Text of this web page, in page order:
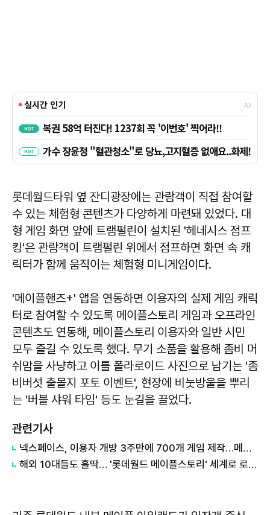
롯데월드타워 옆 잔디광장에는 관람객이 직접 참여할
수 있는 체험형 콘텐츠가 다양하게 마련돼 있었다. 대
형 게임 화면 앞에 트램펄린이 설치된 '헤네시스 점프
킹'은 관람객이 트램펄린 위에서 점프하면 화면 속 캐
릭터가 함께 움직이는 체험형 미니게임이다.
'메이플핸즈+' 앱을 연동하면 이용자의 실제 게임 캐릭
터로 참여할 수 있도록 메이플스토리 게임과 오프라인
콘텐츠도 연동해, 메이플스토리 이용자와 일반 시민
모두 즐길 수 있도록 했다. 무기 소품을 활용해 좀비 머
쉬맘을 사냥하고 이를 폴라로이드 사진으로 남기는 '좀
비버섯 출몰지 포토 이벤트', 현장에 비눗방울을 뿌리
는 '버블 샤워 타임' 등도 눈길을 끌었다.
관련기사
넥스페이스, 이용자 개방 3주만에 700개 게임 제작…메이플스토리 IP 확장
해외 10대들도 홀딱… '롯데월드 메이플스토리' 세계로 로그인